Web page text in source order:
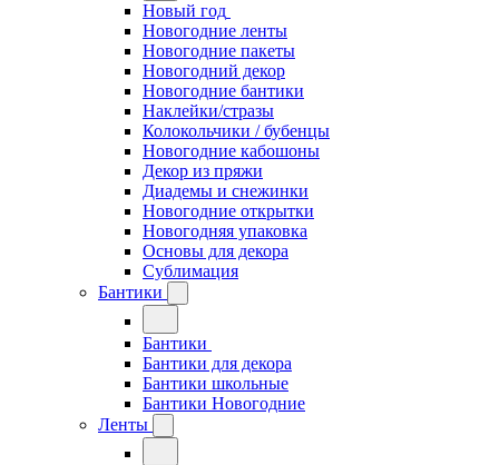
Новый год
Новогодние ленты
Новогодние пакеты
Новогодний декор
Новогодние бантики
Наклейки/стразы
Колокольчики / бубенцы
Новогодние кабошоны
Декор из пряжи
Диадемы и снежинки
Новогодние открытки
Новогодняя упаковка
Основы для декора
Сублимация
Бантики
Бантики
Бантики для декора
Бантики школьные
Бантики Новогодние
Ленты